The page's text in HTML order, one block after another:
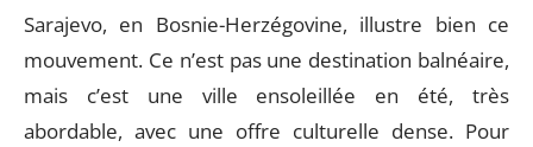
Sarajevo, en Bosnie-Herzégovine, illustre bien ce
mouvement. Ce n’est pas une destination balnéaire,
mais c’est une ville ensoleillée en été, très
abordable, avec une offre culturelle dense. Pour